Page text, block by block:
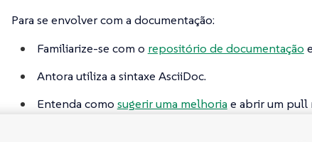
Para se envolver com a documentação:
Familiarize-se com o repositório de documentação
Antora utiliza a sintaxe AsciiDoc.
Entenda como sugerir uma melhoriae abrir um pull